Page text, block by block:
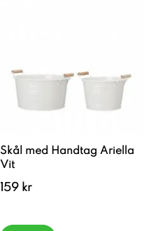
Skål med Handtag Ariella
Vit
159 kr